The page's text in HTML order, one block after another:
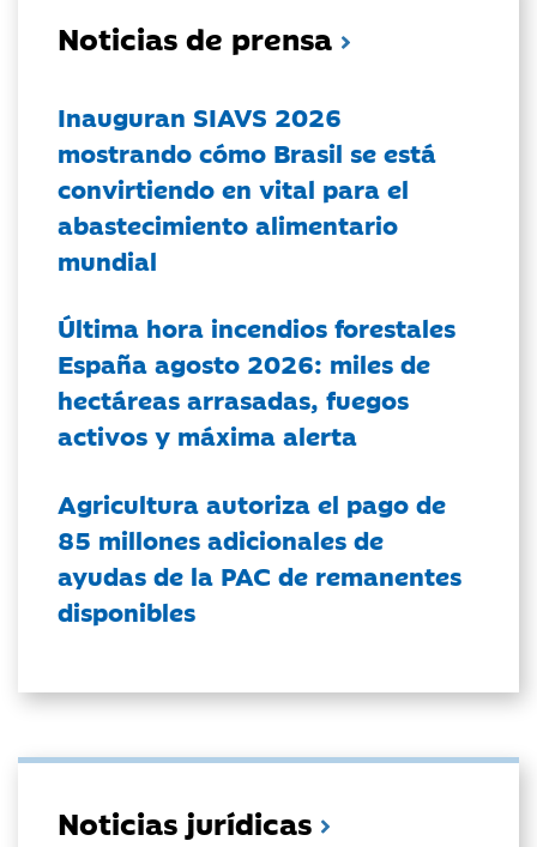
Noticias de prensa
Inauguran SIAVS 2026
mostrando cómo Brasil se está
convirtiendo en vital para el
abastecimiento alimentario
mundial
Última hora incendios forestales
España agosto 2026: miles de
hectáreas arrasadas, fuegos
activos y máxima alerta
Agricultura autoriza el pago de
85 millones adicionales de
ayudas de la PAC de remanentes
disponibles
Noticias jurídicas